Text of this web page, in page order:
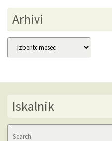
Arhivi
Arhivi
Iskalnik